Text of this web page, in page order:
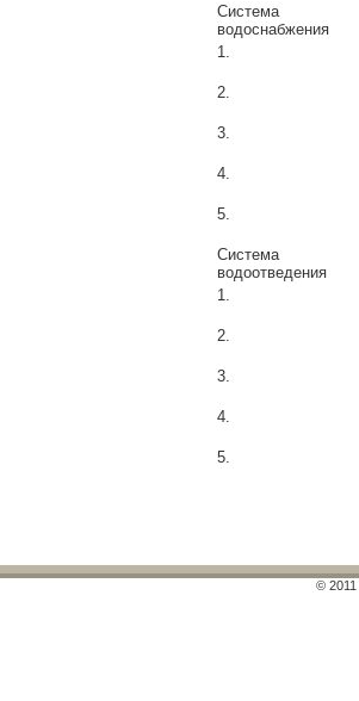
Система
водоснабжения
1.
2.
3.
4.
5.
Система
водоотведения
1.
2.
3.
4.
5.
©